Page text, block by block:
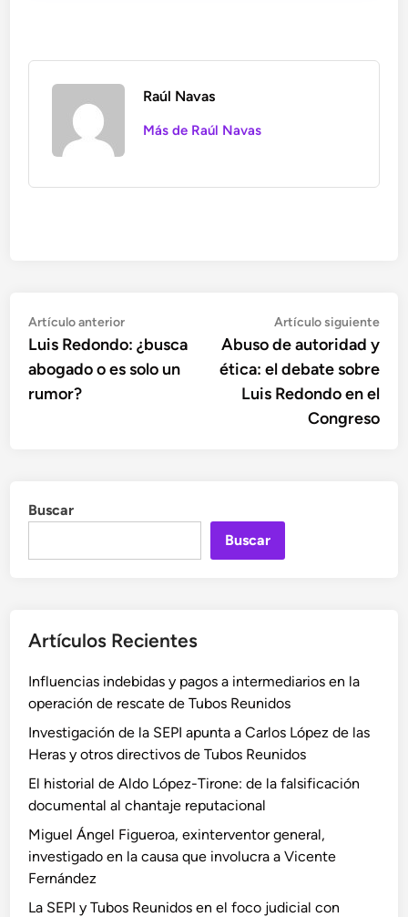
Raúl Navas
Más de Raúl Navas
Navegación
de
entradas
Artículo anteriorArtículo
anterior:
Luis Redondo: ¿busca
abogado o es solo un
rumor?
Artículo siguiente
Abuso de autoridad y
ética: el debate sobre
Luis Redondo en el
Congreso
Buscar
Buscar
Artículos Recientes
Influencias indebidas y pagos a intermediarios en la
operación de rescate de Tubos Reunidos
Investigación de la SEPI apunta a Carlos López de las
Heras y otros directivos de Tubos Reunidos
El historial de Aldo López-Tirone: de la falsificación
documental al chantaje reputacional
Miguel Ángel Figueroa, exinterventor general,
investigado en la causa que involucra a Vicente
Fernández
La SEPI y Tubos Reunidos en el foco judicial con